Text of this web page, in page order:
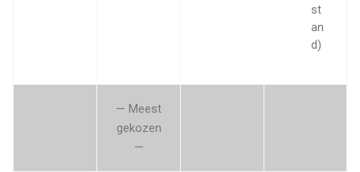
st
an
d)
— Meest
gekozen
—